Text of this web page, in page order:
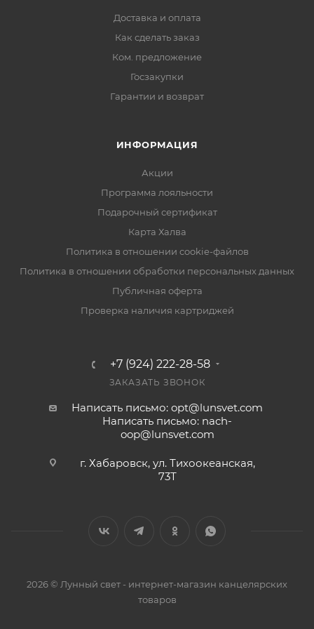
Доставка и оплата
Как сделать заказ
Ком. предложение
Госзакупки
Гарантии и возврат
ИНФОРМАЦИЯ
Акции
Программа лояльности
Подарочный сертификат
Карта Халва
Политика в отношении cookie-файлов
Политика в отношении обработки персональных данных
Публичная оферта
Проверка наличия картриджей
+7 (924) 222-28-58
ЗАКАЗАТЬ ЗВОНОК
Написать письмо: opt@lunsvet.com
Написать письмо: nach-
oop@lunsvet.com
г. Хабаровск, ул. Тихоокеанская,
73Т
2026 © Лунный свет - интернет-магазин канцелярских
товаров